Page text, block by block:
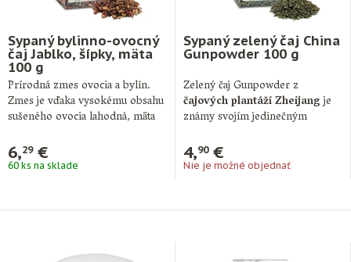
Sypaný bylinno-ovocný
čaj Jablko, šípky, mäta
100 g
Prírodná zmes ovocia a bylín.
Zmes je vďaka vysokému obsahu
sušeného ovocia lahodná, mäta
6,29€
60 ks na sklade
Sypaný zelený čaj China
Gunpowder 100 g
Zelený čaj Gunpowder z
čajových plantáží Zheijangje
známy svojím jedinečným
4,90€
Nie je možné objednať